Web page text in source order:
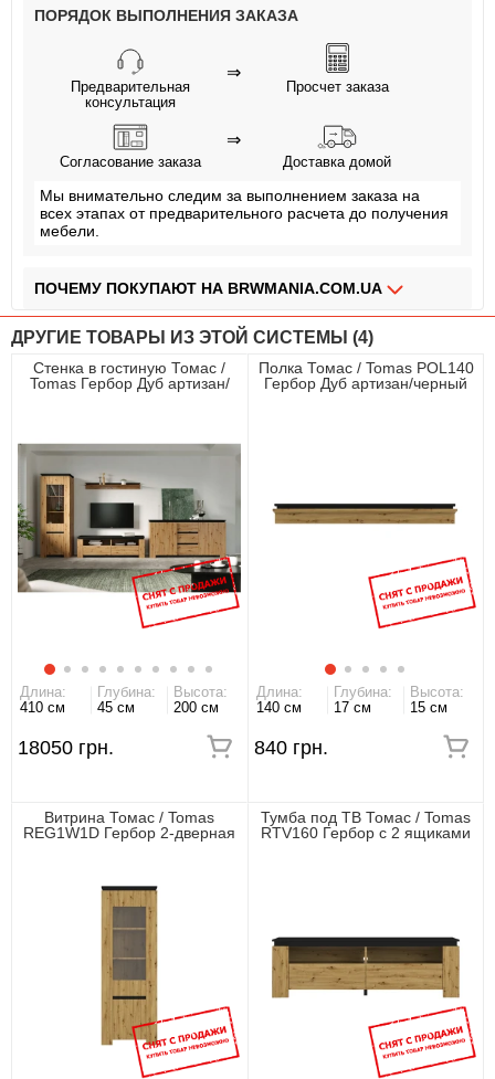
ПОРЯДОК ВЫПОЛНЕНИЯ ЗАКАЗА
Предварительная
консультация
⇒
Просчет заказа
Согласование заказа
⇒
Доставка домой
Мы внимательно следим за выполнением заказа на
всех этапах от предварительного расчета до получения
мебели.
ПОЧЕМУ ПОКУПАЮТ НА BRWMANIA.COM.UA
ДОСТАВКА ЗА 2 ДНЯ
ПЛАТИ АВАНС, А ОСТАЛЬНОЕ ПРИ ПОЛУЧЕНИИ
99,9% ДОВОЛЬНЫХ КЛИЕНТОВ
ДРУГИЕ ТОВАРЫ ИЗ ЭТОЙ СИСТЕМЫ (4)
Стенка в гостиную Томас /
Tomas Гербор Дуб артизан/
Длина:
410 см
Глубина:
45 см
Высота:
200 см
18050 грн.
Полка Томас / Tomas POL140
Гербор Дуб артизан/черный
Длина:
140 см
Глубина:
17 см
Высота:
15 см
840 грн.
Витрина Томас / Tomas
REG1W1D Гербор 2-дверная
Тумба под ТВ Томас / Tomas
RTV160 Гербор с 2 ящиками